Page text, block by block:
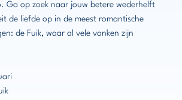
Ga op zoek naar jouw betere wederhelft
de liefde op in de meest romantische
de Fuik, waar al vele vonken zijn